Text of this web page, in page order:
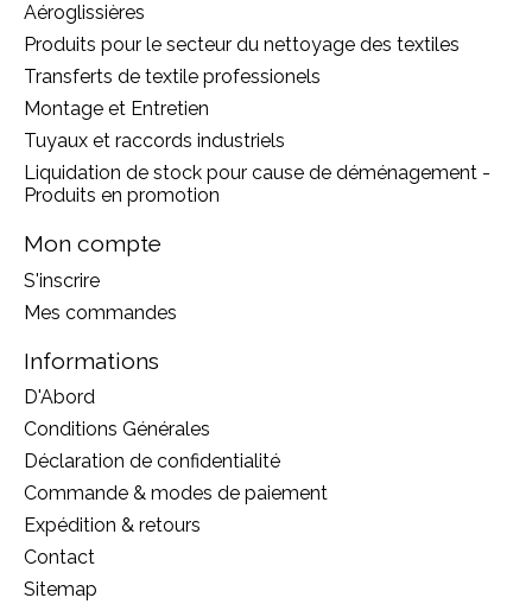
Aéroglissières
Produits pour le secteur du nettoyage des textiles
Transferts de textile professionels
Montage et Entretien
Tuyaux et raccords industriels
Liquidation de stock pour cause de déménagement -
Produits en promotion
Mon compte
S'inscrire
Mes commandes
Informations
D'Abord
Conditions Générales
Déclaration de confidentialité
Commande & modes de paiement
Expédition & retours
Contact
Sitemap